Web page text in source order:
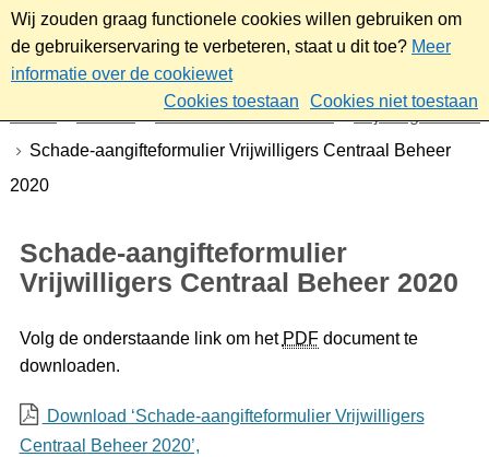
Wij zouden graag functionele cookies willen gebruiken om
de gebruikerservaring te verbeteren, staat u dit toe? Meer
informatie over de cookiewet
Cookies toestaan
Cookies niet toestaan
Ontmoeten & meedoen
Vrijwilligerswerk
Schade-aangifteformulier Vrijwilligers Centraal Beheer
2020
Schade-aangifteformulier
Vrijwilligers Centraal Beheer 2020
Volg de onderstaande link om het PDFdocument te
downloaden.
Download ‘Schade-aangifteformulier Vrijwilligers
Centraal Beheer 2020’,